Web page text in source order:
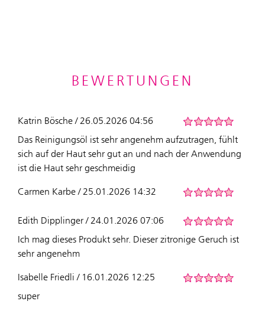
BEWERTUNGEN
Katrin Bösche / 26.05.2026 04:56
Das Reinigungsöl ist sehr angenehm aufzutragen, fühlt
sich auf der Haut sehr gut an und nach der Anwendung
ist die Haut sehr geschmeidig
Carmen Karbe / 25.01.2026 14:32
Edith Dipplinger / 24.01.2026 07:06
Ich mag dieses Produkt sehr. Dieser zitronige Geruch ist
sehr angenehm
Isabelle Friedli / 16.01.2026 12:25
super